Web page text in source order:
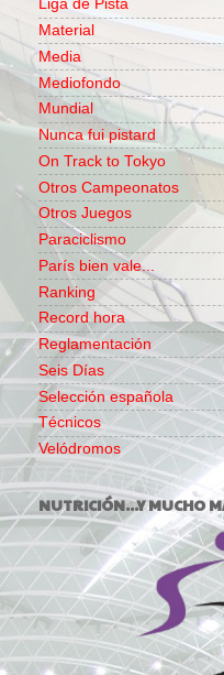
Liga de Pista
Material
Media
Mediofondo
Mundial
Nunca fui pistard
On Track to Tokyo
Otros Campeonatos
Otros Juegos
Paraciclismo
París bien vale...
Ranking
Record hora
Reglamentación
Seis Días
Selección española
Técnicos
Velódromos
NUTRICIÓN...Y MUCHO